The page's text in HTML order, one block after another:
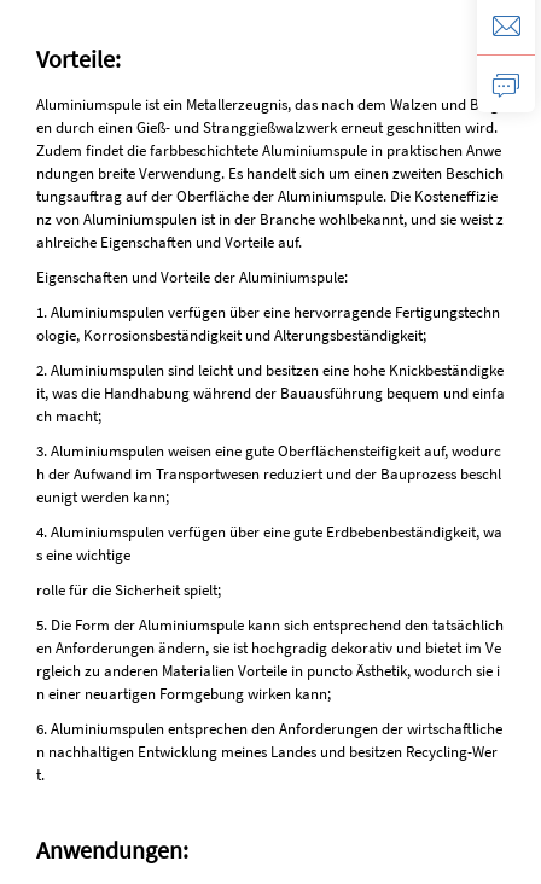
Vorteile:
Aluminiumspule ist ein Metallerzeugnis, das nach dem Walzen und Bieg
en durch einen Gieß- und Stranggießwalzwerk erneut geschnitten wird.
Zudem findet die farbbeschichtete Aluminiumspule in praktischen Anwe
ndungen breite Verwendung. Es handelt sich um einen zweiten Beschich
tungsauftrag auf der Oberfläche der Aluminiumspule. Die Kosteneffizie
nz von Aluminiumspulen ist in der Branche wohlbekannt, und sie weist z
ahlreiche Eigenschaften und Vorteile auf.
Eigenschaften und Vorteile der Aluminiumspule:
1. Aluminiumspulen verfügen über eine hervorragende Fertigungstechn
ologie, Korrosionsbeständigkeit und Alterungsbeständigkeit;
2. Aluminiumspulen sind leicht und besitzen eine hohe Knickbeständigke
it, was die Handhabung während der Bauausführung bequem und einfa
ch macht;
3. Aluminiumspulen weisen eine gute Oberflächensteifigkeit auf, wodurc
h der Aufwand im Transportwesen reduziert und der Bauprozess beschl
eunigt werden kann;
4. Aluminiumspulen verfügen über eine gute Erdbebenbeständigkeit, wa
s eine wichtige
rolle für die Sicherheit spielt;
5. Die Form der Aluminiumspule kann sich entsprechend den tatsächlich
en Anforderungen ändern, sie ist hochgradig dekorativ und bietet im Ve
rgleich zu anderen Materialien Vorteile in puncto Ästhetik, wodurch sie i
n einer neuartigen Formgebung wirken kann;
6. Aluminiumspulen entsprechen den Anforderungen der wirtschaftliche
n nachhaltigen Entwicklung meines Landes und besitzen Recycling-Wer
t.
Anwendungen: